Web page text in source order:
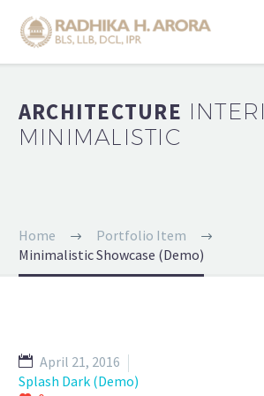
ARCHITECTURE
MINIMALISTIC
Home
Portfolio Item
Minimalistic Showcase (Demo)
April 21, 2016
Splash Dark (Demo)